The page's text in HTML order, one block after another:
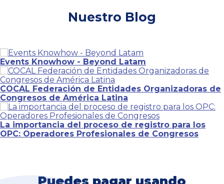
Nuestro Blog
Events Knowhow - Beyond Latam
COCAL Federación de Entidades Organizadoras de
Congresos de América Latina
La importancia del proceso de registro para los
OPC: Operadores Profesionales de Congresos